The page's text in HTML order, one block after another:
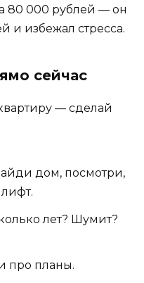
80 000 рублей — он
и избежал стресса.
сейчас
— сделай
дом, посмотри,
лет? Шумит?
про планы.